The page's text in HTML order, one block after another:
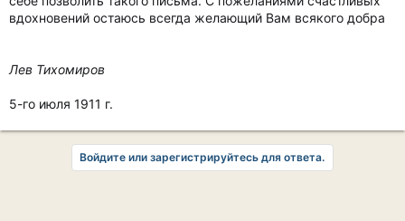
вдохновений остаюсь всегда желающий Вам всякого добра
Лев Тихомиров
5-го июля 1911 г.
Войдите или зарегистрируйтесь для ответа.